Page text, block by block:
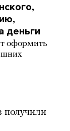
деньги
оформить
получили